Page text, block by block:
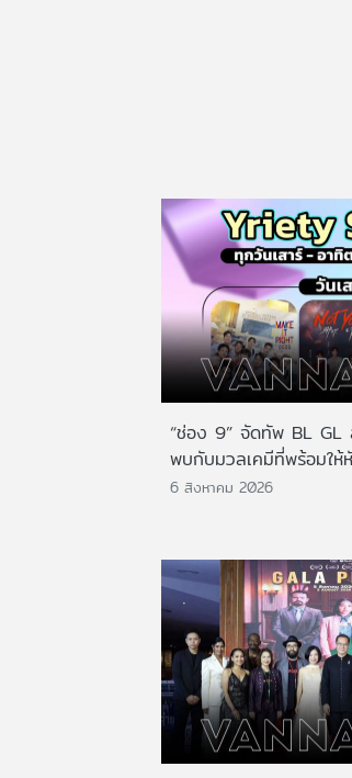
“ช่อง 9” จัดทัพ BL GL
พบกับมวลเคมีที่พร้อมให้
6 สิงหาคม 2026